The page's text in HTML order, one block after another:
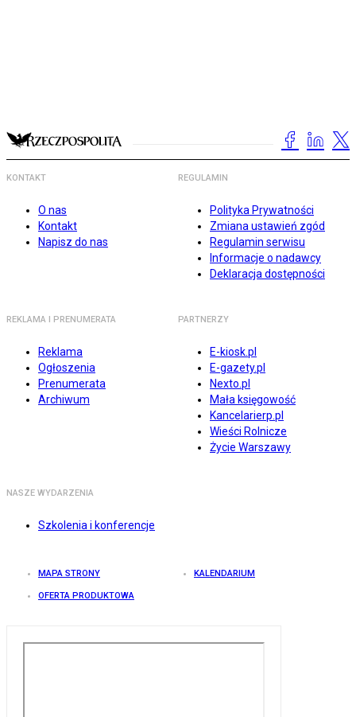
KONTAKT
O nas
Kontakt
Napisz do nas
REGULAMIN
Polityka Prywatności
Zmiana ustawień zgód
Regulamin serwisu
Informacje o nadawcy
Deklaracja dostępności
REKLAMA I PRENUMERATA
Reklama
Ogłoszenia
Prenumerata
Archiwum
PARTNERZY
E-kiosk.pl
E-gazety.pl
Nexto.pl
Mała księgowość
Kancelarierp.pl
Wieści Rolnicze
Życie Warszawy
NASZE WYDARZENIA
Szkolenia i konferencje
MAPA STRONY KALENDARIUM
OFERTA PRODUKTOWA